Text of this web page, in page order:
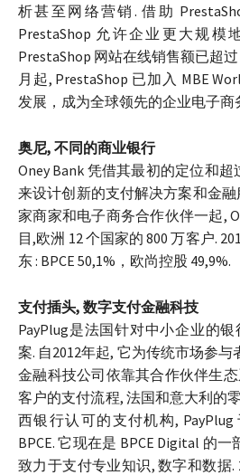
析甚至网络营销. 借助
PrestaShop 允许企业更大规模
PrestaShop 网站在线销售额已超过
月起, PrestaShop 已加入 MBE
发展，成为全球领先的企业电子商
奥尼, 不同的商业银行
Oney Bank 凭借其最初的定位和
来设计创新的支付解决方案和金融
家商家和电子商务合作伙伴一起,
目,欧洲 12 个国家的 800 万客户.
东 : BPCE 50,1%，欧尚控股 49,9%.
支付插头, 数字支付金融科技
PayPlug是法国针对中小企业的
案. 自2012年起, 它为传统市场参
金融科技公司依靠其合作伙伴生态
客户的支付流程, 法国和意大利的
西银行认可的支付机构, PayPlug
BPCE. 它现在是 BPCE Digital 的
致力于支付专业知识, 数字和数据.